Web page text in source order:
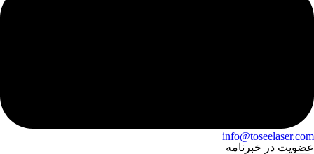
info@toseelaser.com
عضویت در خبرنامه